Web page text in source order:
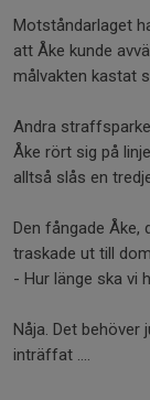
Motståndarlaget
att Åke kunde
målvakten kastat
Andra
Åke rört sig på
alltså slås en
Den fångade Åke,
traskade ut till
- Hur länge ska vi
Nåja. Det behöver
inträffat ....